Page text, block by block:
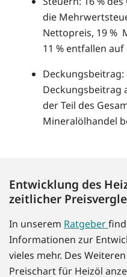
die
Nettopreis, 19 %
11 % entfallen
Deckungsbeitrag:
Deckungsbeitrag
der Teil des
Mineralölhandel
Entwicklung des
zeitlicher
In unserem Ratgeber
Informationen zur
vieles mehr. Des
Preischart für Heizöl